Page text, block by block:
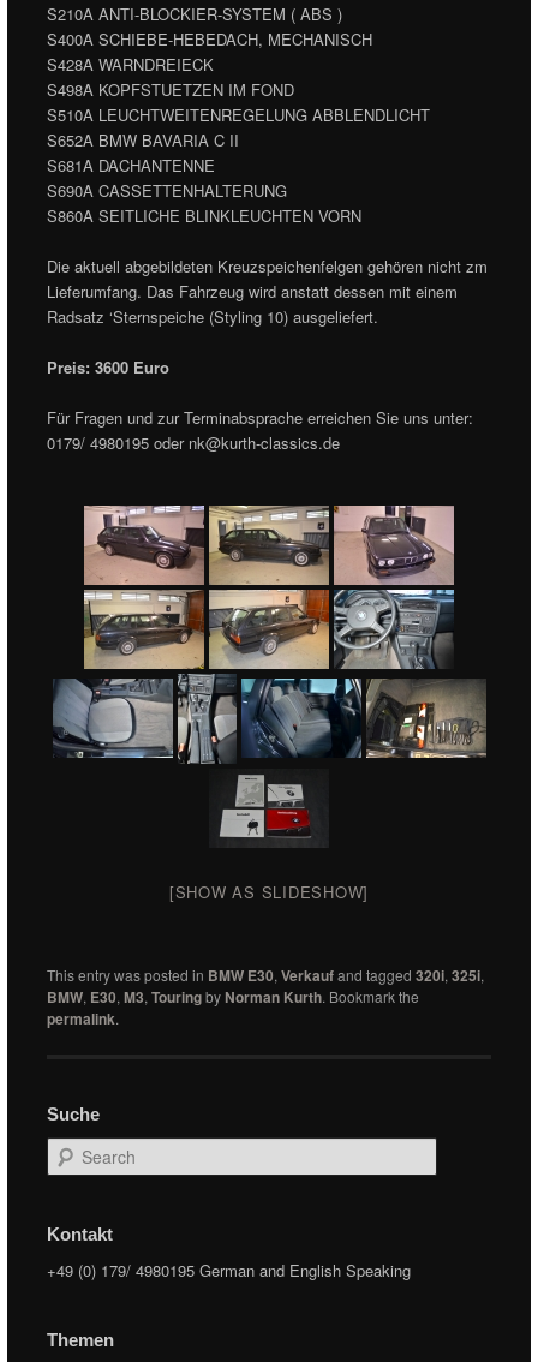
S210A ANTI-BLOCKIER-SYSTEM ( ABS )
S400A SCHIEBE-HEBEDACH, MECHANISCH
S428A WARNDREIECK
S498A KOPFSTUETZEN IM FOND
S510A LEUCHTWEITENREGELUNG ABBLENDLICHT
S652A BMW BAVARIA C II
S681A DACHANTENNE
S690A CASSETTENHALTERUNG
S860A SEITLICHE BLINKLEUCHTEN VORN
Die aktuell abgebildeten Kreuzspeichenfelgen gehören nicht zm
Lieferumfang. Das Fahrzeug wird anstatt dessen mit einem
Radsatz ‘Sternspeiche (Styling 10) ausgeliefert.
Preis: 3600 Euro
Für Fragen und zur Terminabsprache erreichen Sie uns unter:
0179/ 4980195 oder nk@kurth-classics.de
[SHOW AS SLIDESHOW]
This entry was posted in BMW E30,Verkaufand tagged320i,325i,
BMW, E30,M3,TouringbyNorman Kurth. Bookmark the
permalink.
Suche
Search
Kontakt
+49 (0) 179/ 4980195 German and English Speaking
Themen